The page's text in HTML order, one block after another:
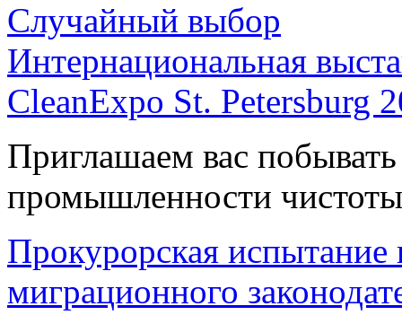
Случайный выбор
Интернациональная
CleanExpo St. Petersburg
Приглашаем вас
промышленности
Прокурорская
миграционного